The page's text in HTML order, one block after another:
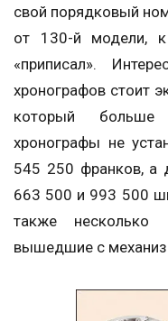
свой порядковый
от 130-й модели,
«приписал».
хронографов стоит
который больше
хронографы не
545 250 франков, а
663 500 и 993 500
также несколько
вышедшие с